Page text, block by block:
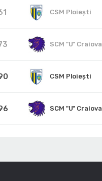
CSM Ploiești
SCM "U" Craiova
CSM Ploiești
SCM "U" Craiova